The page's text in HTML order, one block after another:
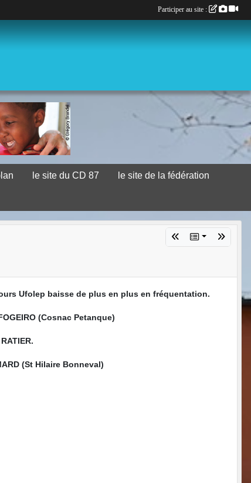
le site du CD 87 le site de la fédération
Ufolep baisse de plus en plus en fréquentation.
(Cosnac Petanque)
(St Hilaire Bonneval)
Participer au site :